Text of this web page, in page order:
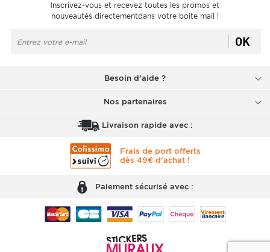
Inscrivez-vous et recevez toutes les promos et
nouveautés directementdans votre boite mail !
OK
Besoin d'aide ?
Nos partenaires
Livraison rapide avec :
Frais de port offerts
dès 49€ d'achat !
Paiement sécurisé avec :